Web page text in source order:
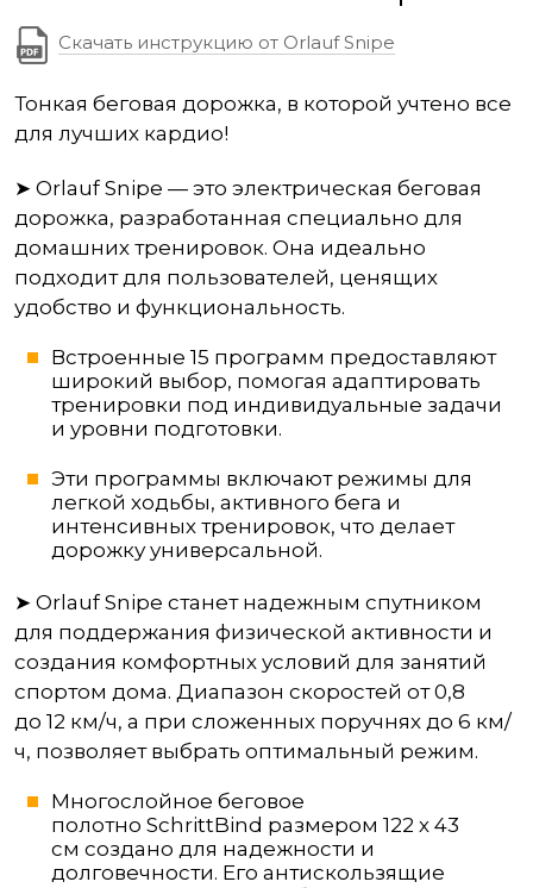
Скачать инструкцию от Orlauf Snipe
Тонкая беговая дорожка, в которой учтено все
для лучших кардио!
➤ Orlauf Snipe — это электрическая беговая
дорожка, разработанная специально для
домашних тренировок. Она идеально
подходит для пользователей, ценящих
удобство и функциональность.
Встроенные 15 программ предоставляют
широкий выбор, помогая адаптировать
тренировки под индивидуальные задачи
и уровни подготовки.
Эти программы включают режимы для
легкой ходьбы, активного бега и
интенсивных тренировок, что делает
дорожку универсальной.
➤ Orlauf Snipe станет надежным спутником
для поддержания физической активности и
создания комфортных условий для занятий
спортом дома. Диапазон скоростей от 0,8
до 12 км/ч, а при сложенных поручнях до 6 км/
ч, позволяет выбрать оптимальный режим.
Многослойное беговое
полотно SchrittBind размером 122 х 43
см создано для надежности и
долговечности. Его антискользящие